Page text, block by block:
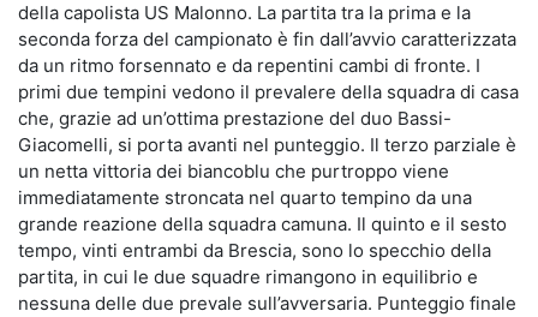
della capolista US Malonno. La partita tra la prima e la
seconda forza del campionato è fin dall’avvio caratterizzata
da un ritmo forsennato e da repentini cambi di fronte. I
primi due tempini vedono il prevalere della squadra di casa
che, grazie ad un’ottima prestazione del duo Bassi-
Giacomelli, si porta avanti nel punteggio. Il terzo parziale è
un netta vittoria dei biancoblu che purtroppo viene
immediatamente stroncata nel quarto tempino da una
grande reazione della squadra camuna. Il quinto e il sesto
tempo, vinti entrambi da Brescia, sono lo specchio della
partita, in cui le due squadre rimangono in equilibrio e
nessuna delle due prevale sull’avversaria. Punteggio finale